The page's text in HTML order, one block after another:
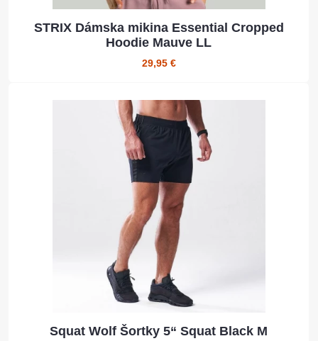
STRIX Dámska mikina Essential Cropped
Hoodie Mauve LL
29,95 €
Squat Wolf Šortky 5“ Squat Black M